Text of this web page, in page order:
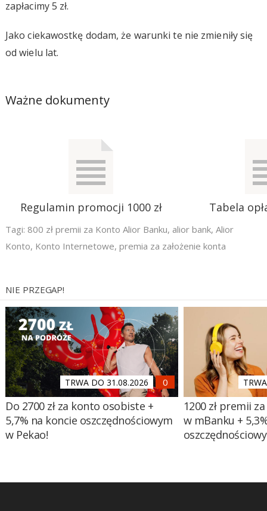
zapłacimy 5 zł.
Jako ciekawostkę dodam, że warunki te nie zmieniły się
od wielu lat.
Ważne dokumenty
Regulamin promocji 1000 zł Tabela
Tagi: 800 zł premii za Konto Alior Banku, alior bank, Alior
Konto, Konto Internetowe, premia za założenie konta
NIE PRZEGAP!
TRWA DO 31.08.2026
Do 2700 zł za konto osobiste +
5,7% na koncie oszczędnościowym
w Pekao!
1200 zł premii
w mBanku +